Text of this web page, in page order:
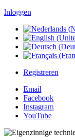
Inloggen
Registreren
Email
Facebook
Instagram
YouTube